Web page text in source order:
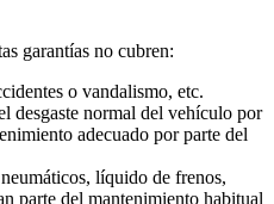
garantías no cubren:
o vandalismo, etc.
desgaste normal del vehículo por
adecuado por parte del
líquido de frenos,
parte del mantenimiento habitual